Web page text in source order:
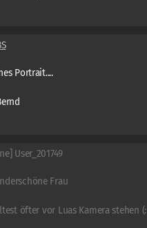
Portrait....
User_201749
Frau
öfter vor Luas Kamera stehen (: